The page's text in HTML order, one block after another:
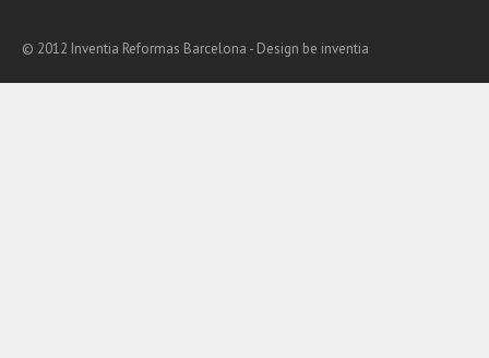
© 2012 Inventia Reformas Barcelona - Design be inventia